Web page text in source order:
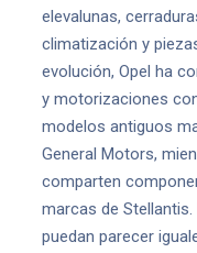
elevalunas,
climatización y
evolución, Opel ha
y motorizaciones
modelos antiguos
General Motors,
comparten
marcas de
puedan parecer